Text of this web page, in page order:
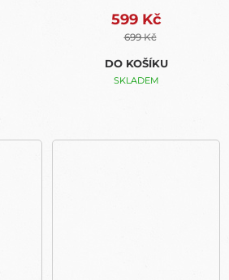
599 Kč
699 Kč
DO KOŠÍKU
SKLADEM